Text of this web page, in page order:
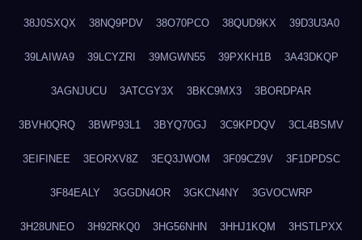
38J0SXQX 38NQ9PDV 38O70PCO 38QUD9KX 39D3U3A0
39LAIWA9 39LCYZRI 39MGWN55 39PXKH1B 3A43DKQP
3AGNJUCU 3ATCGY3X 3BKC9MX3 3BORDPAR
3BVH0QRQ 3BWP93L1 3BYQ70GJ 3C9KPDQV 3CL4BSMV
3EIFINEE 3EORXV8Z 3EQ3JWOM 3F09CZ9V 3F1DPDSC
3F84EALY 3GGDN4OR 3GKCN4NY 3GVOCWRP
3H28UNEO 3H92RKQ0 3HG56NHN 3HHJ1KQM 3HSTLPXX